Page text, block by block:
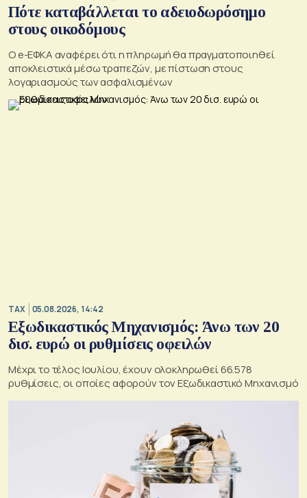
Πότε καταβάλλεται το αδειοδωρόσημο
στους οικοδόμους
O e-ΕΦΚΑ αναφέρει ότι η πληρωμή θα πραγματοποιηθεί
αποκλειστικά μέσω τραπεζών, με πίστωση στους
λογαριασμούς των ασφαλισμένων
TAX 05.08.2026, 14:42
Εξωδικαστικός Μηχανισμός: Άνω των 20
δισ. ευρώ οι ρυθμίσεις οφειλών
Μέχρι το τέλος Ιουλίου, έχουν ολοκληρωθεί 66.578
ρυθμίσεις, οι οποίες αφορούν τον Εξωδικαστικό Μηχανισμό